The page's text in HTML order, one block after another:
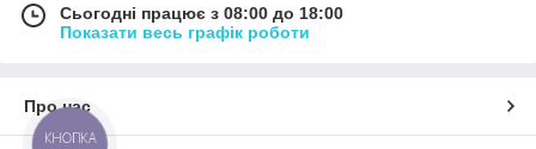
Сьогодні працює з 08:00 до 18:00
Показати весь графік роботи
Про нас
КНОПКА